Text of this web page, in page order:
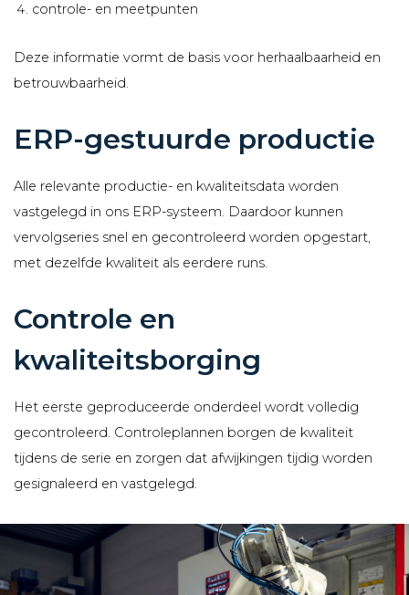
controle- en meetpunten
Deze informatie vormt de basis voor herhaalbaarheid en
betrouwbaarheid.
ERP-gestuurde productie
Alle relevante productie- en kwaliteitsdata worden
vastgelegd in ons ERP-systeem. Daardoor kunnen
vervolgseries snel en gecontroleerd worden opgestart,
met dezelfde kwaliteit als eerdere runs.
Controle en
kwaliteitsborging
Het eerste geproduceerde onderdeel wordt volledig
gecontroleerd. Controleplannen borgen de kwaliteit
tijdens de serie en zorgen dat afwijkingen tijdig worden
gesignaleerd en vastgelegd.